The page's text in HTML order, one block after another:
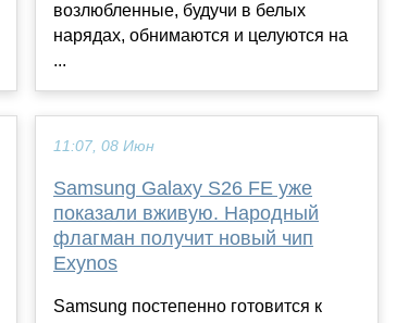
возлюбленные, будучи в белых
нарядах, обнимаются и целуются на
...
11:07, 08 Июн
Samsung Galaxy S26 FE уже
показали вживую. Народный
флагман получит новый чип
Exynos
Samsung постепенно готовится к